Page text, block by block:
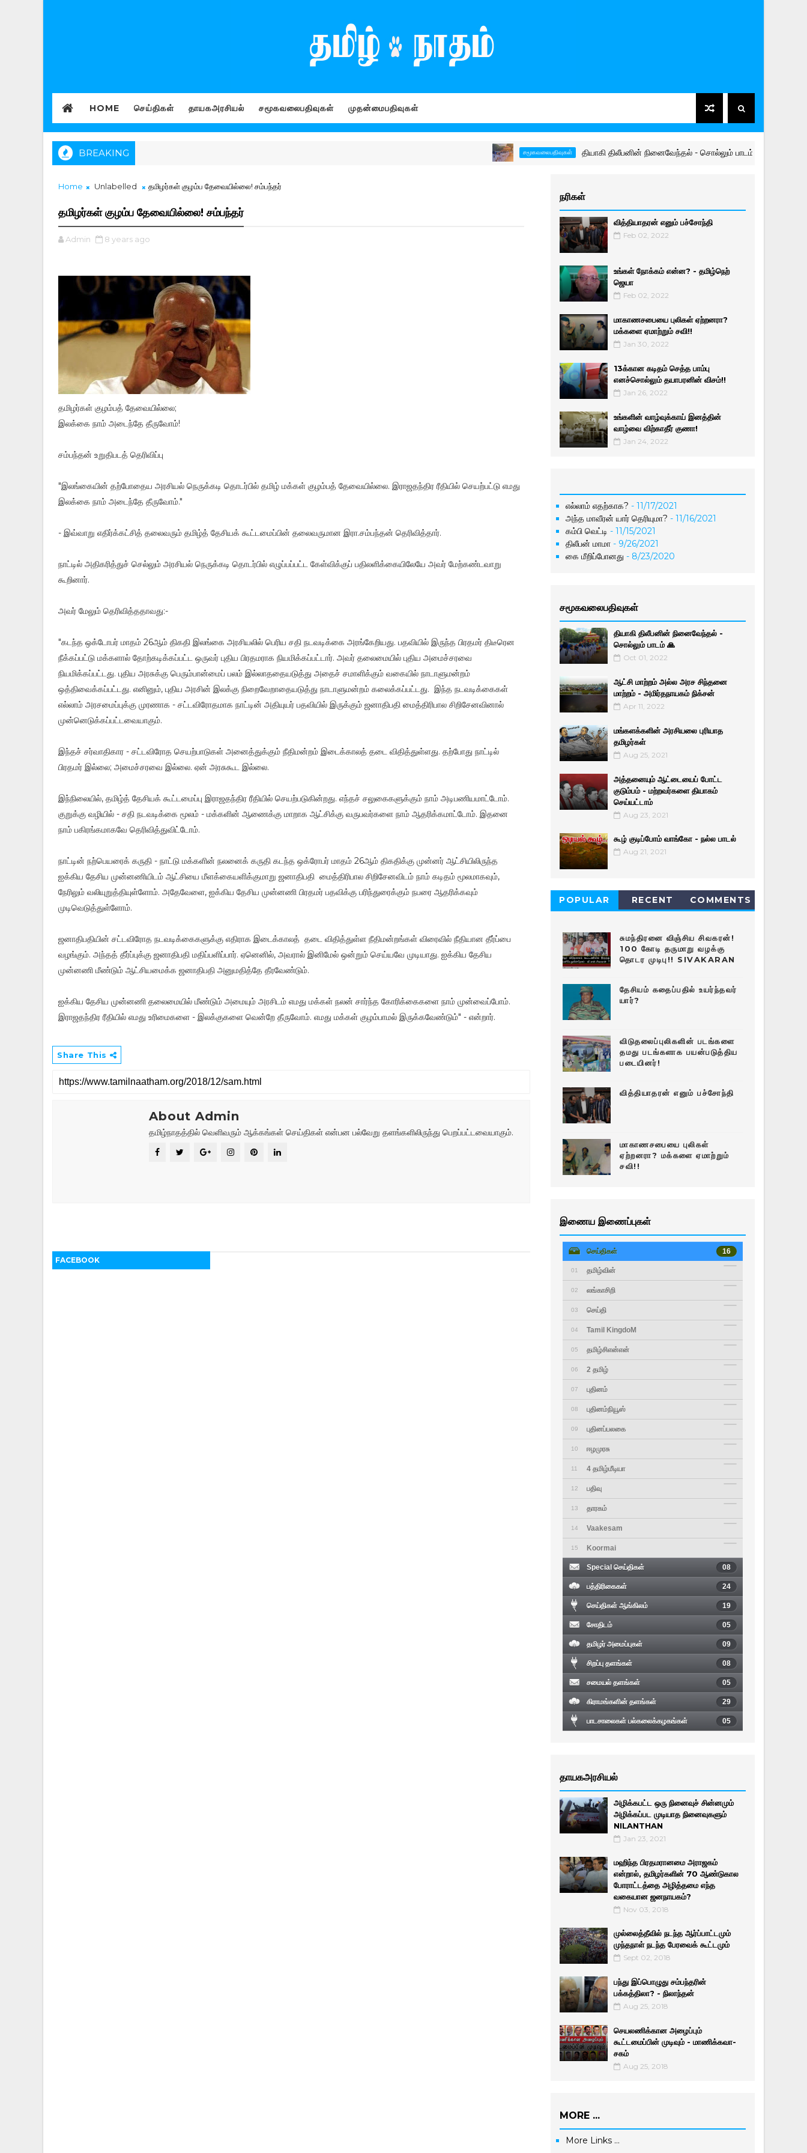
HOME செய்திகள் தாயகஅரசியல் சமூகவலைபதிவுகள் முதன்மைபதிவுகள்
BREAKING சமூகவலைபதிவுகள் தியாகி திலீபனின் நினைவேந்தல் - சொல்லும் பாடம் 🙏
Home Unlabelled தமிழர்கள் குழம்ப தேவையில்லை! சம்பந்தர்
தமிழர்கள் குழம்ப தேவையில்லை! சம்பந்தர்
Admin 8 years ago
தமிழர்கள் குழம்பத் தேவையில்லை;
இலக்கை நாம் அடைந்தே தீருவோம்!
சம்பந்தன் உறுதிபடத் தெரிவிப்பு
"இலங்கையின் தற்போதைய அரசியல் நெருக்கடி தொடர்பில் தமிழ் மக்கள் குழம்பத் தேவையில்லை. இராஜதந்திர ரீதியில் செயற்பட்டு எமது
இலக்கை நாம் அடைந்தே தீருவோம்."
- இவ்வாறு எதிர்க்கட்சித் தலைவரும் தமிழ்த் தேசியக் கூட்டமைப்பின் தலைவருமான இரா.சம்பந்தன் தெரிவித்தார்.
நாட்டில் அதிகரித்துச் செல்லும் அரசியல் நெருக்கடி தொடர்பில் எழுப்பப்பட்ட கேள்விக்குப் பதிலளிக்கையிலேயே அவர் மேற்கண்டவாறு
கூறினார்.
அவர் மேலும் தெரிவித்ததாவது:-
"கடந்த ஒக்டோபர் மாதம் 26ஆம் திகதி இலங்கை அரசியலில் பெரிய சதி நடவடிக்கை அரங்கேறியது. பதவியில் இருந்த பிரதமர் திடீரென
நீக்கப்பட்டு மக்களால் தோற்கடிக்கப்பட்ட ஒருவர் புதிய பிரதமராக நியமிக்கப்பட்டார். அவர் தலைமையில் புதிய அமைச்சரவை
நியமிக்கப்பட்டது. புதிய அரசுக்கு பெரும்பான்மைப் பலம் இல்லாததையடுத்து அதைச் சமாளிக்கும் வகையில் நாடாளுமன்றம்
ஒத்திவைக்கப்பட்டது. எனினும், புதிய அரசின் இலக்கு நிறைவேறாதையடுத்து நாடாளுமன்றம் கலைக்கப்பட்டது. இந்த நடவடிக்கைகள்
எல்லாம் அரசமைப்புக்கு முரணாக - சட்டவிரோதமாக நாட்டின் அதியுயர் பதவியில் இருக்கும் ஜனாதிபதி மைத்திரிபால சிறிசேனவினால்
முன்னெடுக்கப்பட்டவையாகும்.
இந்தச் சர்வாதிகார - சட்டவிரோத செயற்பாடுகள் அனைத்துக்கும் நீதிமன்றம் இடைக்காலத் தடை விதித்துள்ளது. தற்போது நாட்டில்
பிரதமர் இல்லை; அமைச்சரவை இல்லை. ஏன் அரசுகூட இல்லை.
இந்நிலையில், தமிழ்த் தேசியக் கூட்டமைப்பு இராஜதந்திர ரீதியில் செயற்படுகின்றது. எந்தச் சலுகைகளுக்கும் நாம் அடிபணியமாட்டோம்.
குறுக்கு வழியில் - சதி நடவடிக்கை மூலம் - மக்களின் ஆணைக்கு மாறாக ஆட்சிக்கு வருபவர்களை நாம் ஆதரிக்கமாட்டோம். இதனை
நாம் பகிரங்கமாகவே தெரிவித்துவிட்டோம்.
நாட்டின் நற்பெயரைக் கருதி - நாட்டு மக்களின் நலனைக் கருதி கடந்த ஒக்ரோபர் மாதம் 26ஆம் திகதிக்கு முன்னர் ஆட்சியிலிருந்த
ஐக்கிய தேசிய முன்னணியிடம் ஆட்சியை மீளக்கையளிக்குமாறு ஜனாதிபதி மைத்திரிபால சிறிசேனவிடம் நாம் கடிதம் மூலமாகவும்,
நேரிலும் வலியுறுத்தியுள்ளோம். அதேவேளை, ஐக்கிய தேசிய முன்னணி பிரதமர் பதவிக்கு பரிந்துரைக்கும் நபரை ஆதரிக்கவும்
முடிவெடுத்துள்ளோம்.
ஜனாதிபதியின் சட்டவிரோத நடவடிக்கைகளுக்கு எதிராக இடைக்காலத் தடை விதித்துள்ள நீதிமன்றங்கள் விரைவில் நீதியான தீர்ப்பை
வழங்கும். அந்தத் தீர்ப்புக்கு ஜனாதிபதி மதிப்பளிப்பார். ஏனெனில், அவரால் இனிமேல் ஒன்றும் செய்யவே முடியாது. ஐக்கிய தேசிய
முன்னணி மீண்டும் ஆட்சியமைக்க ஜனாதிபதி அனுமதித்தே தீரவேண்டும்.
ஐக்கிய தேசிய முன்னணி தலைமையில் மீண்டும் அமையும் அரசிடம் எமது மக்கள் நலன் சார்ந்த கோரிக்கைகளை நாம் முன்வைப்போம்.
இராஜதந்திர ரீதியில் எமது உரிமைகளை - இலக்குகளை வென்றே தீருவோம். எமது மக்கள் குழம்பாமல் இருக்கவேண்டும்" - என்றார்.
Share This
About Admin
தமிழ்நாதத்தில் வெளிவரும் ஆக்கங்கள் செய்திகள் என்பன பல்வேறு தளங்களிலிருந்து பெறப்பட்டவையாகும்.
FACEBOOK
நரிகள்
வித்தியாதரன் எனும் பச்சோந்தி
Feb 02, 2022
உங்கள் நோக்கம் என்ன? - தமிழ்நெற்
ஜெயா
Feb 02, 2022
மாகாணசபையை புலிகள் ஏற்றனரா?
மக்களை ஏமாற்றும் சவி!!
Jan 30, 2022
13க்கான கடிதம் செத்த பாம்பு
எனச்சொல்லும் தயாபரனின் விசம்!!
Jan 26, 2022
உங்களின் வாழ்வுக்காய் இனத்தின்
வாழ்வை விற்காதீர் குணா!
Jan 24, 2022
எல்லாம் எதற்காக? - 11/17/2021
அந்த மாவீரன் யார் தெரியுமா? - 11/16/2021
கம்பி வெட்டி - 11/15/2021
திலீபன் மாமா - 9/26/2021
கை மீறிப்போனது - 8/23/2020
சமூகவலைபதிவுகள்
தியாகி திலீபனின் நினைவேந்தல் -
சொல்லும் பாடம் 🙏
Oct 01, 2022
ஆட்சி மாற்றம் அல்ல அரச சிந்தனை
மாற்றம் - அமிர்தநாயகம் நிக்சன்
Apr 11, 2022
மங்களக்களின் அரசியலை புரியாத
தமிழர்கள்
Aug 25, 2021
அத்தனையும் ஆட்டையைப் போட்ட
குடும்பம் - மற்றவர்களை தியாகம்
செய்யட்டாம்
Aug 23, 2021
கூழ் குடிப்போம் வாங்கோ - நல்ல பாடல்
Aug 21, 2021
POPULAR RECENT COMMENTS
சுமந்திரனை விஞ்சிய சிவகரன்!
100 கோடி தருமாறு வழக்கு
தொடர முடிபு!! SIVAKARAN
தேசியம் கதைப்பதில் உயர்ந்தவர்
யார்?
விடுதலைப்புலிகளின் படங்களை
தமது படங்களாக பயன்படுத்திய
படையினர்!
வித்தியாதரன் எனும் பச்சோந்தி
மாகாணசபையை புலிகள்
ஏற்றனரா? மக்களை ஏமாற்றும்
சவி!!
இணைய இணைப்புகள்
செய்திகள் 16
01 தமிழ்வின்
02 லங்காசிறி
03 செய்தி
04 Tamil KingdoM
05 தமிழ்சிஎன்என்
06 2 தமிழ்
07 புதினம்
08 புதினம்நியூஸ்
09 புதினப்பலகை
10 ஈழமுரசு
11 4 தமிழ்மீடியா
12 பதிவு
13 தாரகம்
14 Vaakesam
15 Koormai
Special செய்திகள் 08
பத்திரிகைகள் 24
செய்திகள் ஆங்கிலம் 19
சோதிடம் 05
தமிழர் அமைப்புகள் 09
சிறப்பு தளங்கள் 08
சமையல் தளங்கள் 05
கிராமங்களின் தளங்கள் 29
பாடசாலைகள் பல்கலைக்கழகங்கள் 05
தாயகஅரசியல்
அழிக்கபட்ட ஒரு நினைவுச் சின்னமும்
அழிக்கப்பட முடியாத நினைவுகளும்
NILANTHAN
Jan 23, 2021
மஹிந்த பிரதமரானமை அராஜகம்
என்றால், தமிழர்களின் 70 ஆண்டுகால
போராட்டத்தை அழித்தமை எந்த
வகையான ஜனநாயகம்?
Nov 03, 2018
முல்லைத்தீவில் நடந்த ஆர்ப்பாட்டமும்
முந்தநாள் நடந்த பேரவைக் கூட்டமும்
Sept 02, 2018
பந்து இப்பொழுது சம்பந்தரின்
பக்கத்திலா? - நிலாந்தன்
Aug 25, 2018
செயலணிக்கான அழைப்பும்
கூட்டமைப்பின் முடிவும் - மாணிக்­க­வா­
சகம்
Aug 25, 2018
MORE ...
More Links ...